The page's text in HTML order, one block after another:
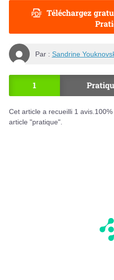
Téléchargez
Par : Sandrine
1
Cet article a recueilli 1 avis. 100
article "pratique".